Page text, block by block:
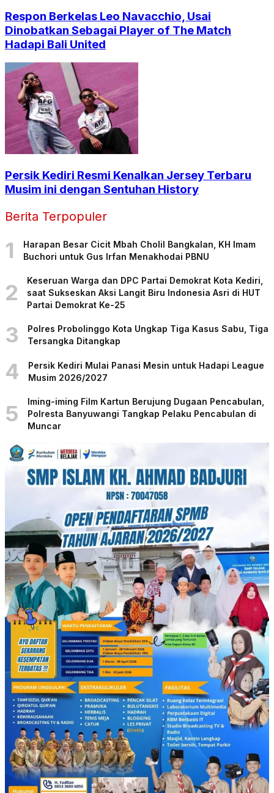
Respon Berkelas Leo Navacchio, Usai
Dinobatkan Sebagai Player of The Match
Hadapi Bali United
Persik Kediri Resmi Kenalkan Jersey Terbaru
Musim ini dengan Sentuhan History
Berita Terpopuler
1
Harapan Besar Cicit Mbah Cholil Bangkalan, KH Imam
Buchori untuk Gus Irfan Menakhodai PBNU
2
Keseruan Warga dan DPC Partai Demokrat Kota Kediri,
saat Sukseskan Aksi Langit Biru Indonesia Asri di HUT
Partai Demokrat Ke-25
3
Polres Probolinggo Kota Ungkap Tiga Kasus Sabu, Tiga
Tersangka Ditangkap
4
Persik Kediri Mulai Panasi Mesin untuk Hadapi League
Musim 2026/2027
5
Iming-iming Film Kartun Berujung Dugaan Pencabulan,
Polresta Banyuwangi Tangkap Pelaku Pencabulan di
Muncar